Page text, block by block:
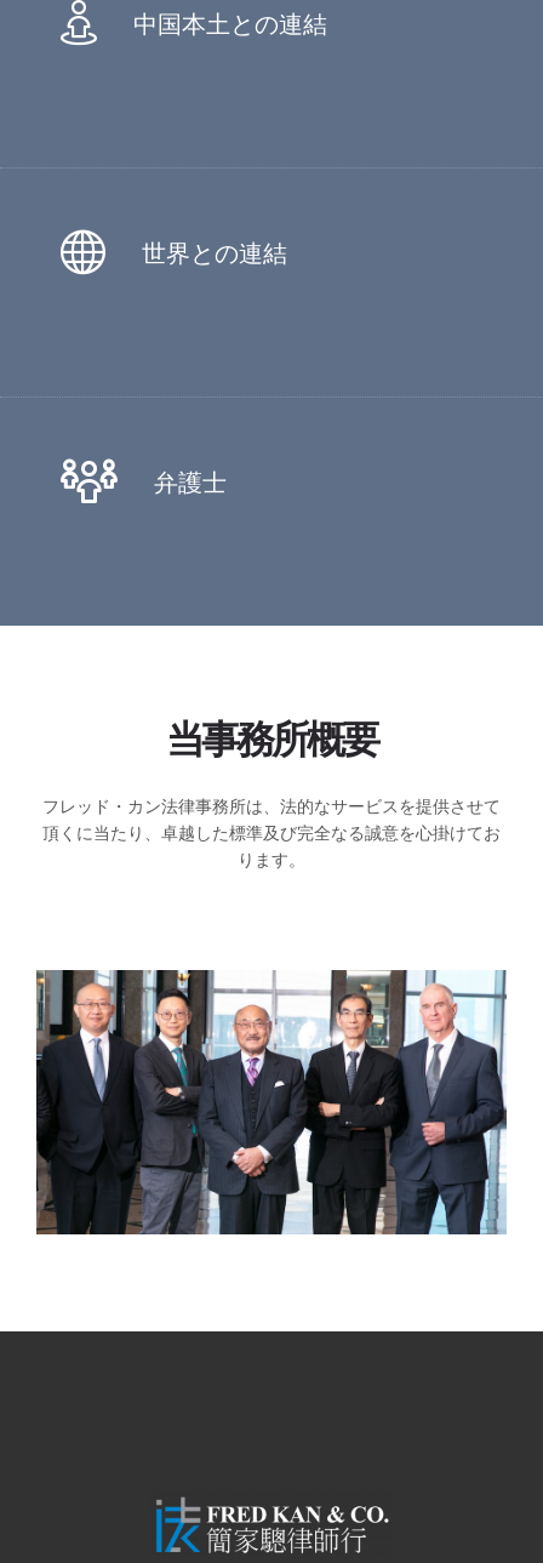
中国本土との連結
世界との連結
弁護士
当事務所概要
フレッド・カン法律事務所は、法的なサービスを提供させて
頂くに当たり、卓越した標準及び完全なる誠意を心掛けてお
ります。